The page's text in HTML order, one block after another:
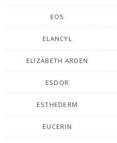
EOS
ELANCYL
ELIZABETH ARDEN
ESDOR
ESTHEDERM
EUCERIN